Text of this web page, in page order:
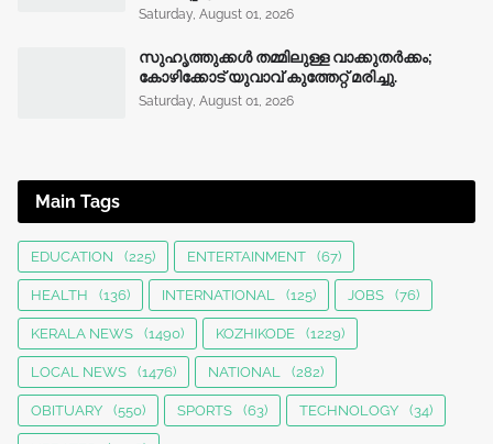
Saturday, August 01, 2026
സുഹൃത്തുക്കൾ തമ്മിലുള്ള വാക്കുതർക്കം;
കോഴിക്കോട് യുവാവ് കുത്തേറ്റ് മരിച്ചു.
Saturday, August 01, 2026
Main Tags
EDUCATION (225) ENTERTAINMENT (67)
HEALTH (136) INTERNATIONAL (125) JOBS (76)
KERALA NEWS (1490) KOZHIKODE (1229)
LOCAL NEWS (1476) NATIONAL (282)
OBITUARY (550) SPORTS (63) TECHNOLOGY (34)